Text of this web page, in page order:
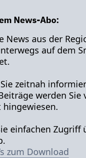
News-Abo:
News aus der
auf dem
zeitnah
werden Sie
hingewiesen.
einfachen Zugriff
zum Download